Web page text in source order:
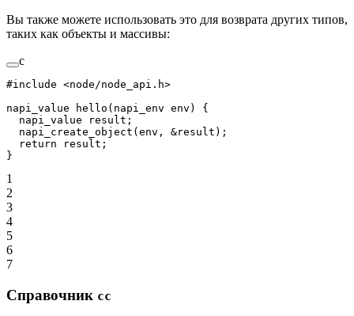
Вы также можете использовать это для возврата других типов,
таких как объекты и массивы:
c
#include <node/node_api.h>
napi_value
hello (napi_env env ) {
  napi_value result;
  napi_create_object
(env, &result);
  return
result;
}
1
2
3
4
5
6
7
Справочник cc